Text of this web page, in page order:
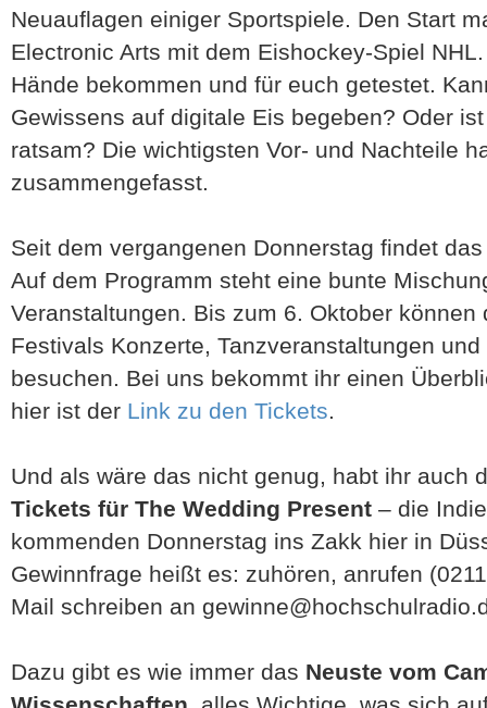
Neuauflagen einiger Sportspiele. Den Start
Electronic Arts mit dem Eishockey-Spiel
Hände bekommen und für euch getestet.
Gewissens auf digitale Eis begeben? Oder
ratsam? Die wichtigsten Vor- und Nachteile
zusammengefasst.
Seit dem vergangenen Donnerstag findet
Auf dem Programm steht eine bunte
Veranstaltungen. Bis zum 6. Oktober können
Festivals Konzerte, Tanzveranstaltungen
besuchen. Bei uns bekommt ihr einen
hier ist der Link zu den Tickets.
Und als wäre das nicht genug, habt ihr auch
Tickets für The Wedding Present – die
kommenden Donnerstag ins Zakk hier in
Gewinnfrage heißt es: zuhören, anrufen
Mail schreiben an
Dazu gibt es wie immer das Neuste vom